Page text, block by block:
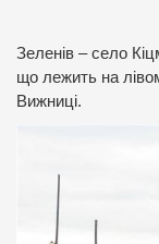
Зеленів – село
що лежить на
Вижниці.